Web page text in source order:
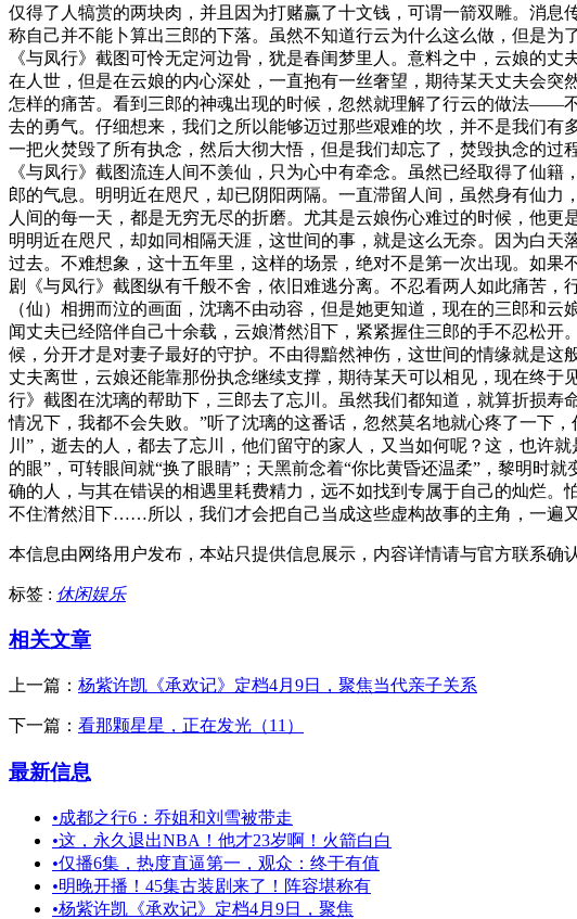
仅得了人犒赏的两块肉，并且因为打赌赢了十文钱，可谓一箭双雕。消
称自己并不能卜算出三郎的下落。虽然不知道行云为什么这么做，但是
《与凤行》截图可怜无定河边骨，犹是春闺梦里人。意料之中，云娘的
在人世，但是在云娘的内心深处，一直抱有一丝奢望，期待某天丈夫会
怎样的痛苦。看到三郎的神魂出现的时候，忽然就理解了行云的做法——
去的勇气。仔细想来，我们之所以能够迈过那些艰难的坎，并不是我们
一把火焚毁了所有执念，然后大彻大悟，但是我们却忘了，焚毁执念的
《与凤行》截图流连人间不羡仙，只为心中有牵念。虽然已经取得了仙
郎的气息。明明近在咫尺，却已阴阳两隔。一直滞留人间，虽然身有仙
人间的每一天，都是无穷无尽的折磨。尤其是云娘伤心难过的时候，他
明明近在咫尺，却如同相隔天涯，这世间的事，就是这么无奈。因为白
过去。不难想象，这十五年里，这样的场景，绝对不是第一次出现。如
剧《与凤行》截图纵有千般不舍，依旧难逃分离。不忍看两人如此痛苦
（仙）相拥而泣的画面，沈璃不由动容，但是她更知道，现在的三郎和
闻丈夫已经陪伴自己十余载，云娘潸然泪下，紧紧握住三郎的手不忍松
候，分开才是对妻子最好的守护。不由得黯然神伤，这世间的情缘就是
丈夫离世，云娘还能靠那份执念继续支撑，期待某天可以相见，现在终
行》截图在沈璃的帮助下，三郎去了忘川。虽然我们都知道，就算折损
情况下，我都不会失败。”听了沈璃的这番话，忽然莫名地就心疼了一下
川”，逝去的人，都去了忘川，他们留守的家人，又当如何呢？这，也
的眼”，可转眼间就“换了眼睛”；天黑前念着“你比黄昏还温柔”，黎明
确的人，与其在错误的相遇里耗费精力，远不如找到专属于自己的灿烂
不住潸然泪下……所以，我们才会把自己当成这些虚构故事的主角，一遍
本信息由网络用户发布， 本站只提供信息展示，内容详情请与官方联系确认
标签 : 休闲娱乐
相关文章
上一篇： 杨紫许凯《承欢记》定档4月9日，聚焦当代亲子关系
下一篇： 看那颗星星，正在发光（11）
最新信息
•成都之行6：乔姐和刘雪被带走
•这，永久退出NBA！他才23岁啊！火箭白白
•仅播6集，热度直逼第一，观众：终于有值
•明晚开播！45集古装剧来了！阵容堪称有
•杨紫许凯《承欢记》定档4月9日，聚焦